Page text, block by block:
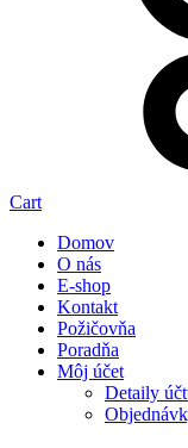
Cart
Domov
O nás
E-shop
Kontakt
Požičovňa
Poradňa
Môj účet
Detaily